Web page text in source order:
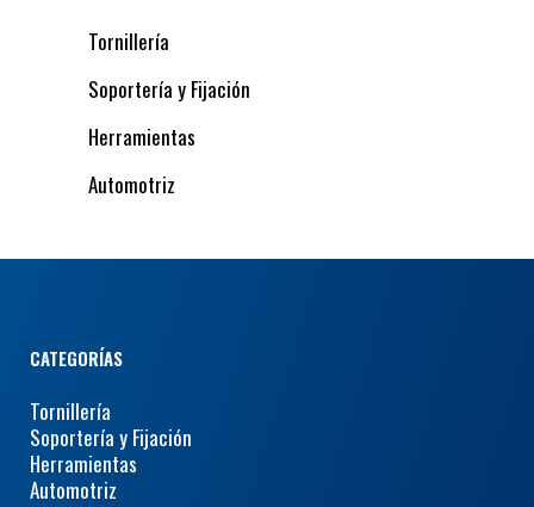
Tornillería
Soportería y Fijación
Herramientas
Automotriz
CATEGORÍAS
Tornillería
Soportería y Fijación
Herramientas
Automotriz